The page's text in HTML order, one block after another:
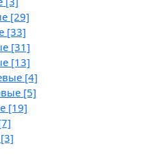
[29]
[33]
[31]
[13]
[4]
[5]
[19]
[3]